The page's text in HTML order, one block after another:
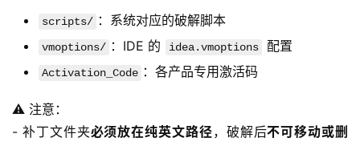
scripts/ ：系统对应的破解脚本
vmoptions/ ：IDE 的 idea.vmoptions 配置
Activation_Code ：各产品专用激活码
⚠️ 注意：
- 补丁文件夹必须放在纯英文路径，破解后不可移动或删